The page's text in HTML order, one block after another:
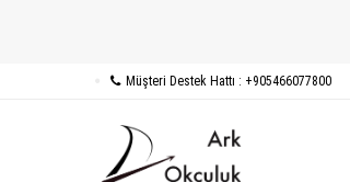
Müşteri Destek Hattı : +905466077800